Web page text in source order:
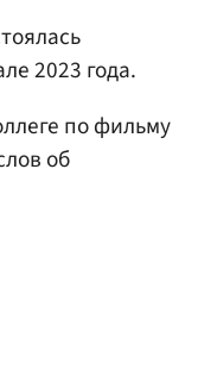
2023 года.
по фильму
об